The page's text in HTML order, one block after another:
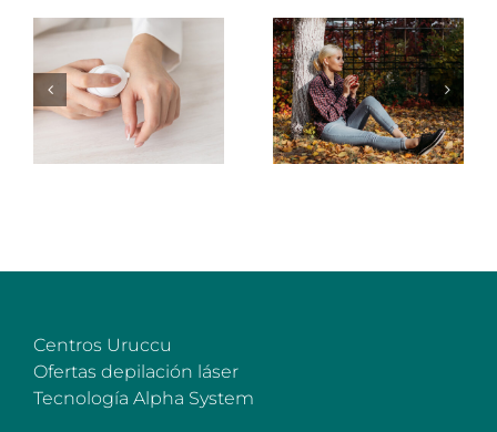
Centros Uruccu
Ofertas depilación láser
Tecnología Alpha System